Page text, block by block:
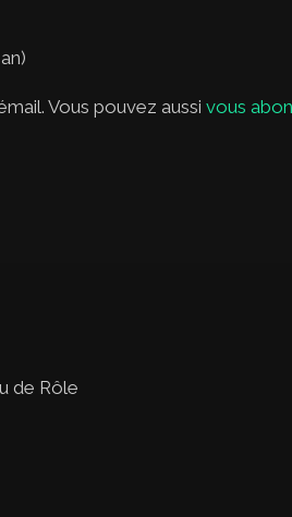
Vous pouvez aussi vous
de Rôle